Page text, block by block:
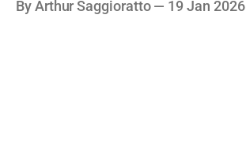
como alinhar o preparo ao seu
By Arthur Saggioratto 19 Jan 2026